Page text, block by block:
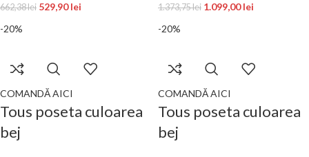
662,38lei 529,90lei 1.373,75lei 1.099,00lei
-20%
COMANDĂ AICI
Tous poseta culoarea
bej
-20%
COMANDĂ AICI
Tous poseta culoarea
bej